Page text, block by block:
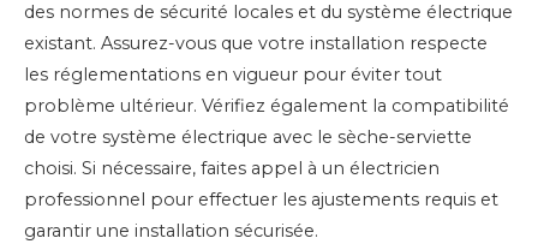
des normes de sécurité locales et du système électrique
existant. Assurez-vous que votre installation respecte
les réglementations en vigueur pour éviter tout
problème ultérieur. Vérifiez également la compatibilité
de votre système électrique avec le sèche-serviette
choisi. Si nécessaire, faites appel à un électricien
professionnel pour effectuer les ajustements requis et
garantir une installation sécurisée.